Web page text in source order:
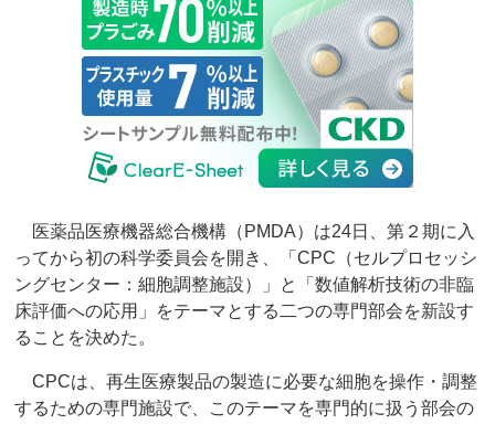
医薬品医療機器総合機構（PMDA）は24日、第２期に入
ってから初の科学委員会を開き、「CPC（セルプロセッシ
ングセンター：細胞調整施設）」と「数値解析技術の非臨
床評価への応用」をテーマとする二つの専門部会を新設す
ることを決めた。
CPCは、再生医療製品の製造に必要な細胞を操作・調整
するための専門施設で、このテーマを専門的に扱う部会の